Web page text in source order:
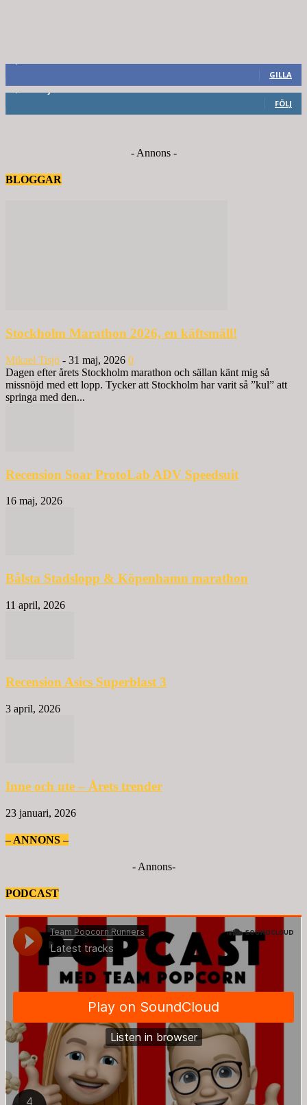
GILLA
FÖLJ
- Annons -
BLOGGAR
Stockholm Marathon 2026, en käftsmäll!
Mikael Tisjö - 31 maj, 2026 0
Dagen efter årets Stockholm marathon och sällan känt mig så
missnöjd med ett lopp. Tycker att Stockholm har varit så ”kul” att
springa med den...
Recension Soar ProtoLab ADV Speedsuit
16 maj, 2026
Bålsta Stadslopp & Köpenhamn marathon
11 april, 2026
Recension Asics Superblast 3
3 april, 2026
Inne och ute – Årets trender
23 januari, 2026
– ANNONS –
- Annons-
PODCAST